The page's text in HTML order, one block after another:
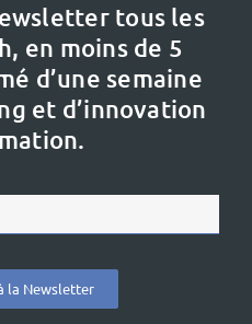
tous les
en moins de 5
d’une semaine
et d’innovation
la Newsletter